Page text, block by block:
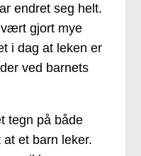
endret seg helt.
gjort mye
i dag at leken er
ved barnets
tegn på både
et barn leker.